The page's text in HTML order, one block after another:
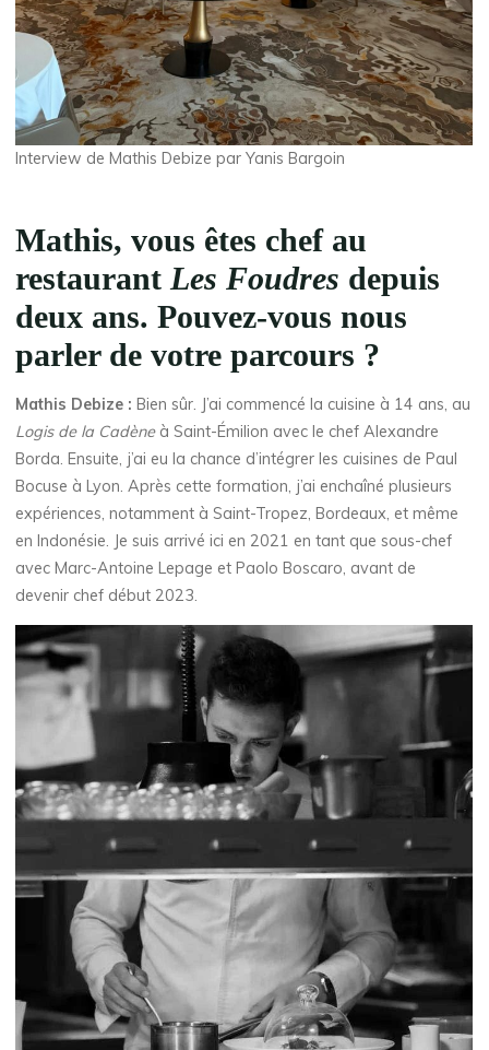
Interview de Mathis Debize par Yanis Bargoin
Mathis, vous êtes chef au
restaurantLes Foudres depuis
deux ans. Pouvez-vous nous
parler de votre parcours ?
Mathis Debize : Bien sûr. J’ai commencé la cuisine à 14 ans, au
Logis de la Cadèneà Saint-Émilion avec le chef Alexandre
Borda. Ensuite, j’ai eu la chance d’intégrer les cuisines de Paul
Bocuse à Lyon. Après cette formation, j’ai enchaîné plusieurs
expériences, notamment à Saint-Tropez, Bordeaux, et même
en Indonésie. Je suis arrivé ici en 2021 en tant que sous-chef
avec Marc-Antoine Lepage et Paolo Boscaro, avant de
devenir chef début 2023.